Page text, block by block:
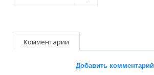
Комментарии
Добавить комментарий